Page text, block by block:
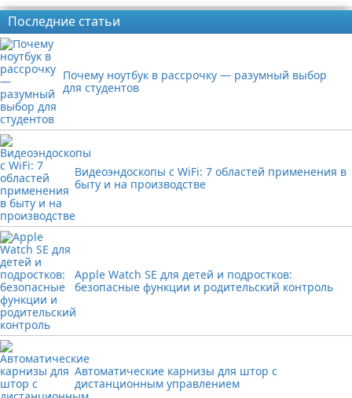
Последние статьи
Почему ноутбук в рассрочку — разумный выбор
для студентов
Видеоэндоскопы с WiFi: 7 областей применения в
быту и на производстве
Apple Watch SE для детей и подростков:
безопасные функции и родительский контроль
Автоматические карнизы для штор с
дистанционным управлением